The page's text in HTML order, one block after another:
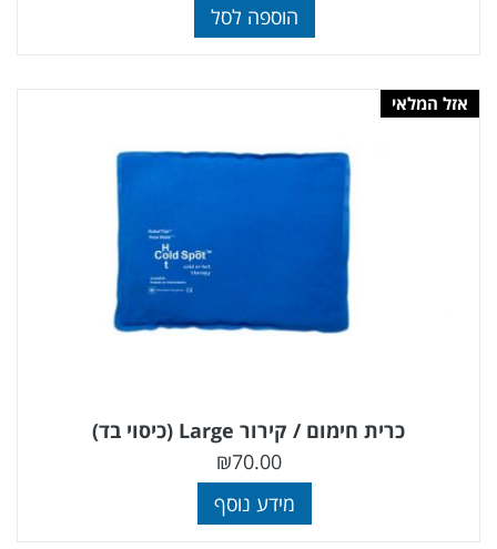
הוספה לסל
אזל המלאי
כרית חימום / קירור Large (כיסוי בד)
₪70.00
מידע נוסף